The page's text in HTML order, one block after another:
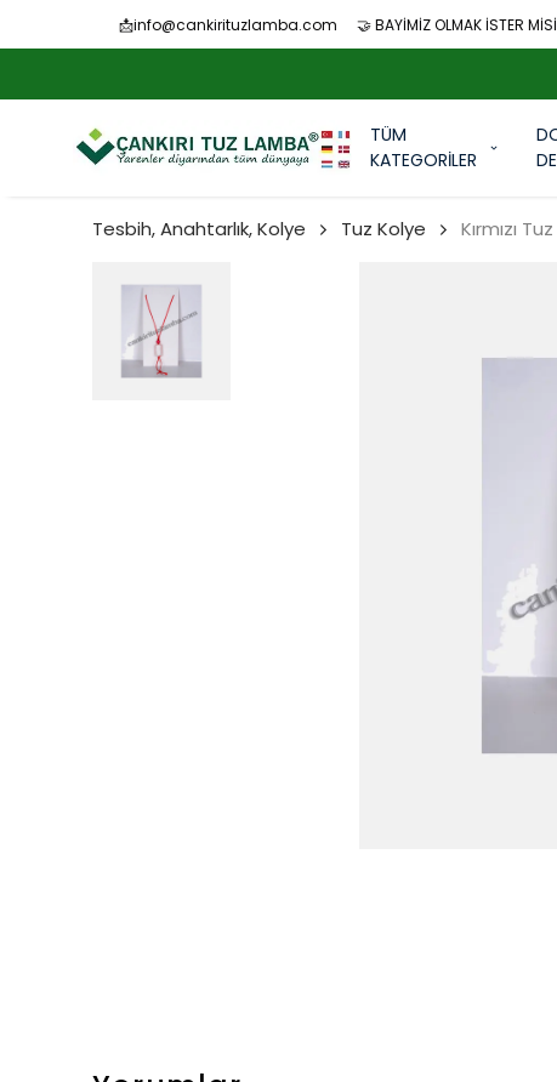
📩info@cankirituzlamba.com 🤝 BAYİMİZ OLMAK İSTER
TÜM
KATEGORİLER
Tesbih, Anahtarlık, Kolye Tuz Kolye Kırmızı